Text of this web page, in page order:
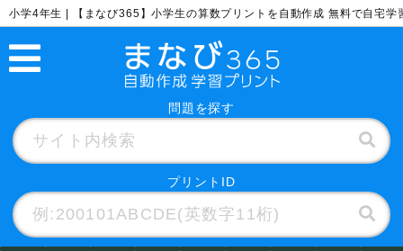
小学4年生 | 【まなび365】小学生の算数プリントを自動作成 無料で自宅学
問題を探す
プリントID